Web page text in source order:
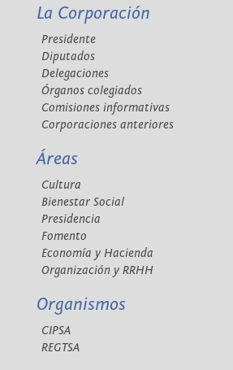
La Corporación
Presidente
Diputados
Delegaciones
Órganos colegiados
Comisiones informativas
Corporaciones anteriores
Áreas
Cultura
Bienestar Social
Presidencia
Fomento
Economía y Hacienda
Organización y RRHH
Organismos
CIPSA
REGTSA